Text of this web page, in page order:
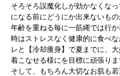
そろそろ誤魔化しが効かなくな
になる前にどうにか出来ないも
年齢を重ねる毎に一筋縄では行
時はストレスなく健康的に食べ
レと【冷却痩身】で夏までに、
着こなせる様にを目標に頑張りま
そして、もちろん大切なお肌も